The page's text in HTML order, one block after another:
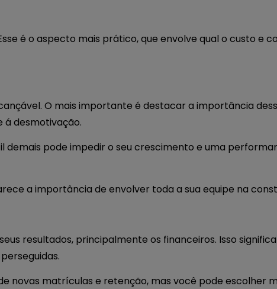
é o aspecto mais prático, que envolve qual o custo e
O mais importante é destacar a importância
á desmotivação.
demais pode impedir o seu crescimento e uma
a importância de envolver toda a sua equipe na
resultados, principalmente os financeiros. Isso
novas matrículas e retenção, mas você pode escolher